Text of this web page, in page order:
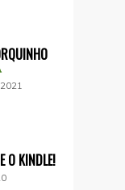
O KINDLE!